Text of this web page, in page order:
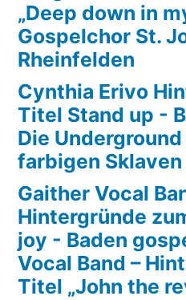
„Deep down in
Gospelchor St.
Rheinfelden
Cynthia Erivo
Titel Stand up -
Die
farbigen Sklaven
Gaither Vocal
Hintergründe
joy - Baden
Vocal Band –
Titel „John the